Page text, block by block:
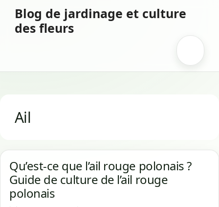
contenu
Blog de jardinage et culture
des fleurs
Ail
Qu’est-ce que l’ail rouge polonais ?
Guide de culture de l’ail rouge
polonais